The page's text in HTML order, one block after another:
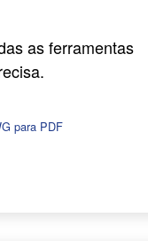
as ferramentas
para PDF